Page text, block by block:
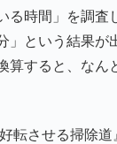
る時間」を調査
」という結果
算すると、なん
転させる掃除道